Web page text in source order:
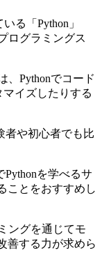
る「Python」
ログラミングス
、 Pythonでコード
イズしたりする
者や初心者でも比
Pythonを学べるサ
ことをおすすめし
ングを通じてモ
善する力が求めら